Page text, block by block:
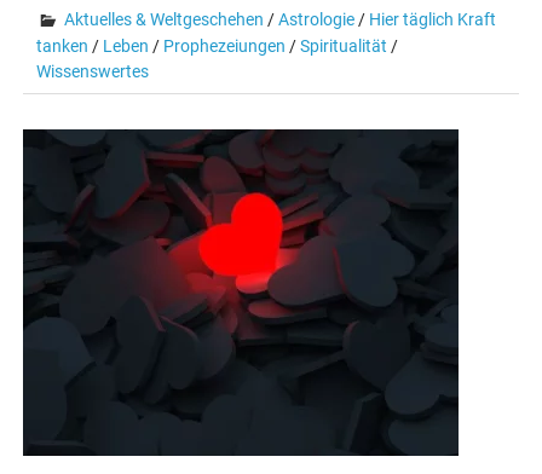
Aktuelles & Weltgeschehen /Astrologie / Hier täglich Kraft
tanken / Leben / Prophezeiungen /Spiritualität /
Wissenswertes